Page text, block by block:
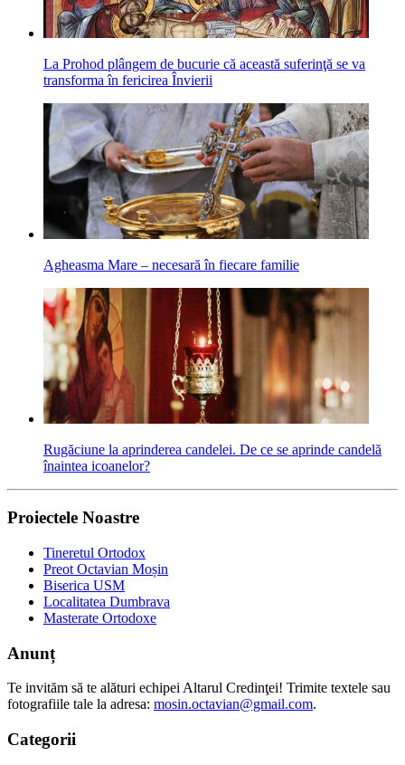
La Prohod plângem de bucurie că această suferinţă se va
transforma în fericirea Învierii
Agheasma Mare – necesară în fiecare familie
Rugăciune la aprinderea candelei. De ce se aprinde candelă
înaintea icoanelor?
Proiectele Noastre
Tineretul Ortodox
Preot Octavian Moșin
Biserica USM
Localitatea Dumbrava
Masterate Ortodoxe
Anunț
Te invităm să te alături echipei Altarul Credinţei! Trimite textele sau
fotografiile tale la adresa: mosin.octavian@gmail.com.
Categorii